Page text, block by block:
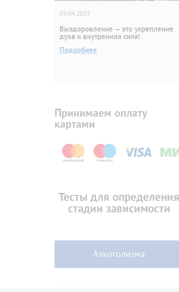
09.04.2025
Выздоровление — это укрепление
духа и внутренняя сила!
Подробнее
Принимаем оплату
картами
Тесты для определения
стадии зависимости
Алкоголизма